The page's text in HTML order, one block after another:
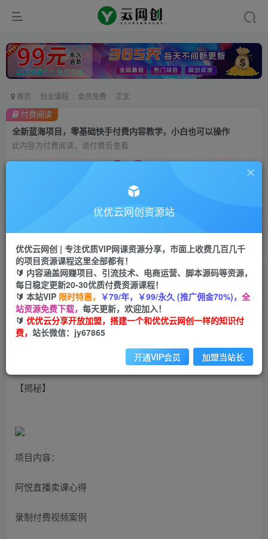
首页 创业课程 会员免费 正文
全新蓝海项目，零基础快手付费内容教学，小白也可以操作
此内容为付费阅读，请付费后查看
9.9
立即购买
付费阅读
全新蓝海项目，零基础快手付费内容教学，小白也
可以操作
优优云网创
2年前发布
关注 私信
1799 50
全新蓝海项目，零基础快手付费内容教学，小白也可以操作
【揭秘】
项目内容：
阿悦直播卖课心得
录制付费视频案例
优优云网创资源站
优优云网创 | 专注优质VIP网课资源分享，市面上收费几百几千
的项目资源课程这里全部都有！
🔰 内容涵盖网赚项目、引流技术、电商运营、脚本源码等资源，
每日稳定更新20-30优质付费资源课程！
🔰 本站VIP 限时特惠， ￥79/年，￥99/永久 (推广佣金70%)， 全
站资源免费下载， 每天更新，欢迎加入！
🔰 优优云分享开放加盟，搭建一个和优优云网创一样的知识付
费， 站长微信：jy67865
开通VIP会员 加盟当站长